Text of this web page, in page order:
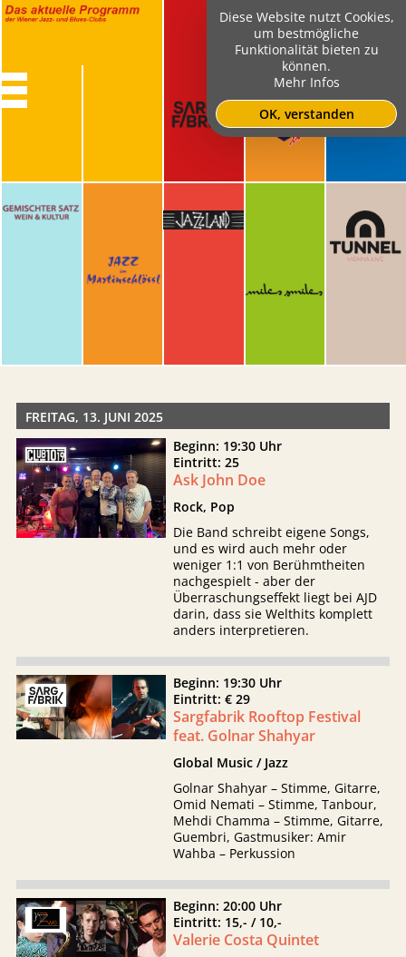
FREITAG, 13. JUNI 2025
Beginn: 19:30 Uhr
Eintritt: 25
Ask John Doe
Rock, Pop
Die Band schreibt eigene Songs,
und es wird auch mehr oder
weniger 1:1 von Berühmtheiten
nachgespielt - aber der
Überraschungseffekt liegt bei AJD
darin, dass sie Welthits komplett
anders interpretieren.
Beginn: 19:30 Uhr
Eintritt: € 29
Sargfabrik Rooftop Festival
feat. Golnar Shahyar
Global Music / Jazz
Golnar Shahyar – Stimme, Gitarre,
Omid Nemati – Stimme, Tanbour,
Mehdi Chamma – Stimme, Gitarre,
Guembri, Gastmusiker: Amir
Wahba – Perkussion
Beginn: 20:00 Uhr
Eintritt: 15,- / 10,-
Valerie Costa Quintet
Diese Website nutzt Cookies,
um bestmögliche
Funktionalität bieten zu
können.
Mehr Infos
OK, verstanden